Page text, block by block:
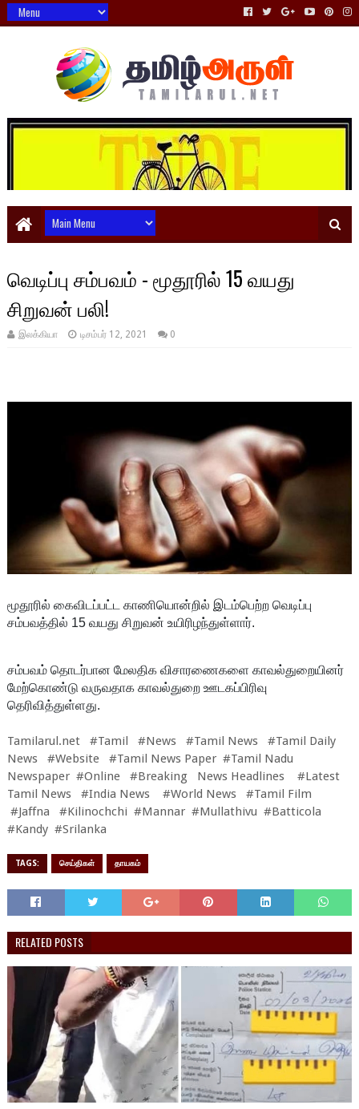
வெடிப்பு சம்பவம் - மூதூரில் 15 வயது
சிறுவன் பலி!
இலக்கியா டிசம்பர் 12, 2021 0
மூதூரில் கைவிடப்பட்ட காணியொன்றில் இடம்பெற்ற வெடிப்பு
சம்பவத்தில் 15 வயது சிறுவன் உயிரிழந்துள்ளார்.
சம்பவம் தொடர்பான மேலதிக விசாரணைகளை காவல்துறையினர்
மேற்கொண்டு வருவதாக காவல்துறை ஊடகப்பிரிவு
தெரிவித்துள்ளது.
Tamilarul.net #Tamil #News #Tamil News #Tamil Daily
News #Website #Tamil News Paper #Tamil Nadu
Newspaper #Online #Breaking News Headlines #Latest
Tamil News #India News #World News #Tamil Film
#Jaffna #Kilinochchi #Mannar #Mullathivu #Batticola
#Kandy #Srilanka
TAGS: செய்திகள் தாயகம்
RELATED POSTS